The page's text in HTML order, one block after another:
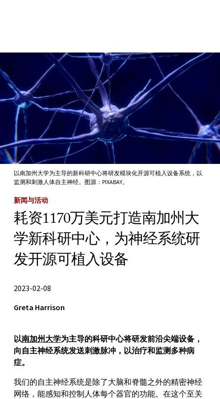
Skip to Content
以南加州大学为主导的新科研中心将研发模块化开源可植入设备系统，以
监测和刺激人体自主神经。图源：PIXABAY。
新闻与活动
耗资1170万美元打造南加州大
学新科研中心，为神经系统研
发开源可植入设备
2023-02-08
Greta Harrison
以南加州大学为主导的科研中心将研发前沿尖端设备，
向自主神经系统发送刺激脉冲，以治疗和监测多种病
症。
我们的自主神经系统是除了大脑和脊髓之外的精密神经
网络，能感知和控制人体每个器官的功能。在这个至关